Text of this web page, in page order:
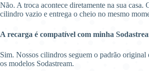
Não. A troca acontece diretamente na sua casa.
cilindro vazio e entrega o cheio no mesmo
A recarga é compatível com minha
Sim. Nossos cilindros seguem o padrão original
os modelos Sodastream.